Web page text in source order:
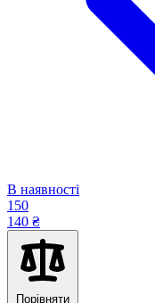
В наявності
150
140 ₴
Порівняти